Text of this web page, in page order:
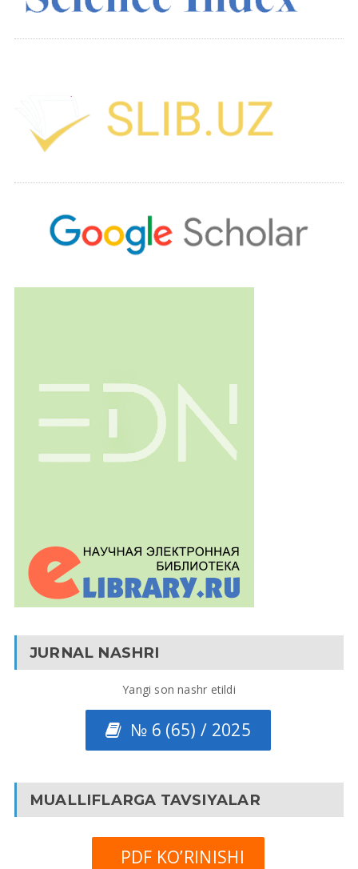
JURNAL NASHRI
Yangi son nashr etildi
№ 6 (65) / 2025
MUALLIFLARGA TAVSIYALAR
PDF KO’RINISHI